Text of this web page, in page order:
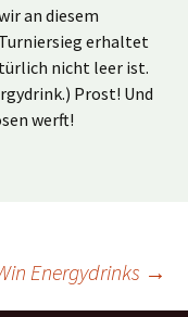
an diesem
erhaltet
nicht leer ist.
Prost! Und
werft!
Energydrinks →